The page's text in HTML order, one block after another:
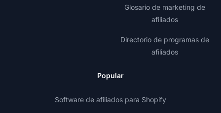
Glosario de marketing de
afiliados
Directorio de programas de
afiliados
Popular
Software de afiliados para Shopify